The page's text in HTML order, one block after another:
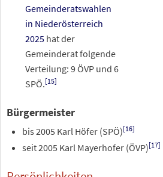
Gemeinderatswahlen
in Niederösterreich
2025hat der
Gemeinderat folgende
Verteilung: 9 ÖVP und 6
SPÖ.[15]
Bürgermeister
bis 2005 Karl Höfer (SPÖ)[16]
seit 2005 Karl Mayerhofer (ÖVP)[17]